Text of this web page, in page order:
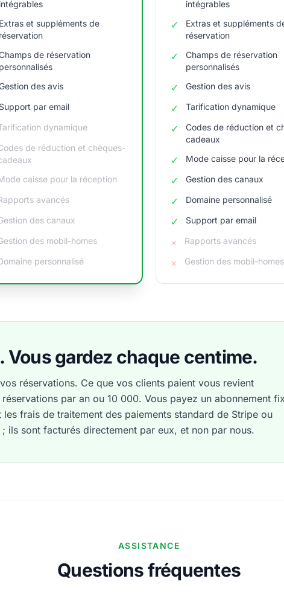
intégrables
Extras et suppléments de
réservation
de réservation
personnalisés
des avis
Support par email
dynamique
de réduction et chèques-
caisse pour la réception
avancés
des canaux
des mobil-homes
personnalisé
intégrables
✓
Extras et suppléments
réservation
✓
Champs de réservation
personnalisés
✓ Gestion des avis
✓ Tarification dynamique
✓
Codes de réduction et
cadeaux
✓ Mode caisse pour la
✓ Gestion des canaux
✓ Domaine personnalisé
✓ Support par email
× Rapports avancés
× Gestion des mobil-homes
Vous gardez chaque centime.
réservations. Ce que vos clients paient vous revient
par an ou 10 000. Vous payez un abonnement
frais de traitement des paiements standard de Stripe ou
ils sont facturés directement par eux, et non par nous.
ASSISTANCE
Questions fréquentes